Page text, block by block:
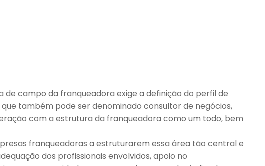
campo da franqueadora exige a definição do perfil de
também pode ser denominado consultor de negócios,
com a estrutura da franqueadora como um todo, bem
franqueadoras a estruturarem essa área tão central e
dos profissionais envolvidos, apoio no